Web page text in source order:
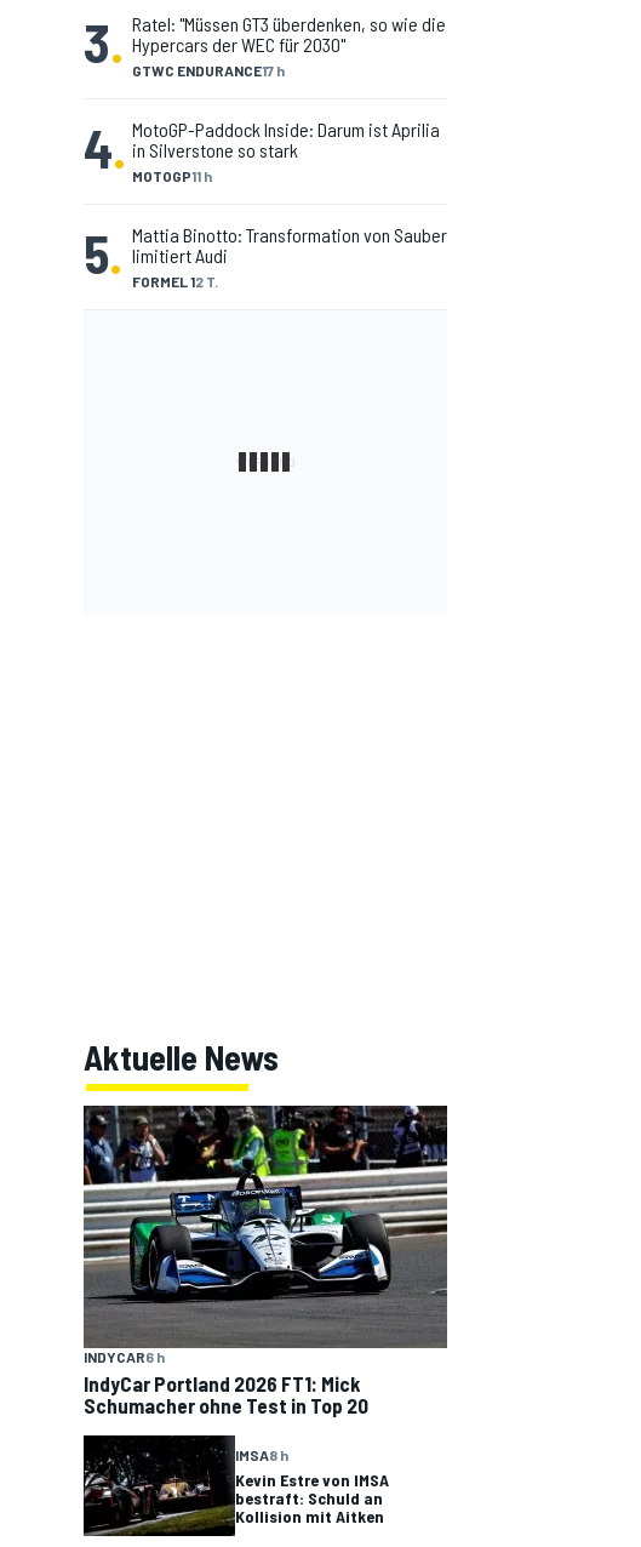
3. GTWC ENDURANCE17 h
Ratel: "Müssen GT3 überdenken, so wie die
Hypercars der WEC für 2030"
4. MOTOGP11 h
MotoGP-Paddock Inside: Darum ist Aprilia
in Silverstone so stark
5. FORMEL 12 T.
Mattia Binotto: Transformation von Sauber
limitiert Audi
Aktuelle News
INDYCAR6 h
IndyCar Portland 2026 FT1: Mick
Schumacher ohne Test in Top 20
IMSA8 h
Kevin Estre von IMSA
bestraft: Schuld an
Kollision mit Aitken